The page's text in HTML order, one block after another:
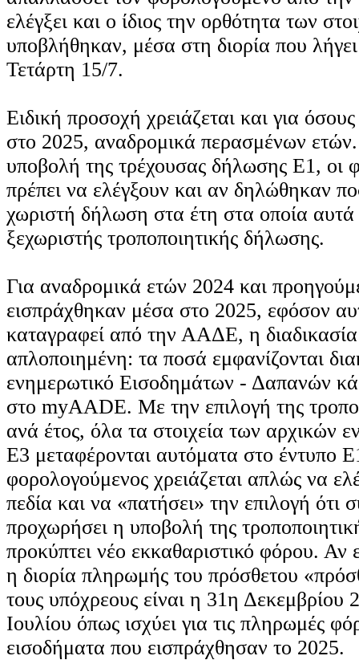
ελέγξει και ο ίδιος την ορθότητα των
υποβλήθηκαν, μέσα στη διορία που
Τετάρτη 15/7.
Ειδική προσοχή χρειάζεται και για
στο 2025, αναδρομικά περασμένων
υποβολή της τρέχουσας δήλωσης Ε1, οι
πρέπει να ελέγξουν και αν δηλώθηκαν
χωριστή δήλωση στα έτη στα οποία αυτά
ξεχωριστής τροποποιητικής δήλωσης.
Για αναδρομικά ετών 2024 και
εισπράχθηκαν μέσα στο 2025, εφόσον
καταγραφεί από την ΑΑΔΕ, η διαδικασία
απλοποιημένη: τα ποσά εμφανίζονται
ενημερωτικό Εισοδημάτων - Δαπανών
στο myAADE. Με την επιλογή της
ανά έτος, όλα τα στοιχεία των αρχικών
Ε3 μεταφέρονται αυτόματα στο έντυπο
φορολογούμενος χρειάζεται απλώς να
πεδία και να «πατήσει» την επιλογή ότι
προχωρήσει η υποβολή της
προκύπτει νέο εκκαθαριστικό φόρου. Αν
η διορία πληρωμής του πρόσθετου
τους υπόχρεους είναι η 31η Δεκεμβρίου
Ιουλίου όπως ισχύει για τις πληρωμές
εισοδήματα που εισπράχθησαν το 2025.